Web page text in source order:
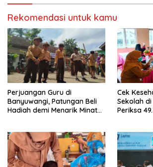
Rekomendasi untuk kamu
Perjuangan Guru di
Banyuwangi, Patungan Beli
Hadiah demi Menarik Minat
Cek
Sekolah
Periksa